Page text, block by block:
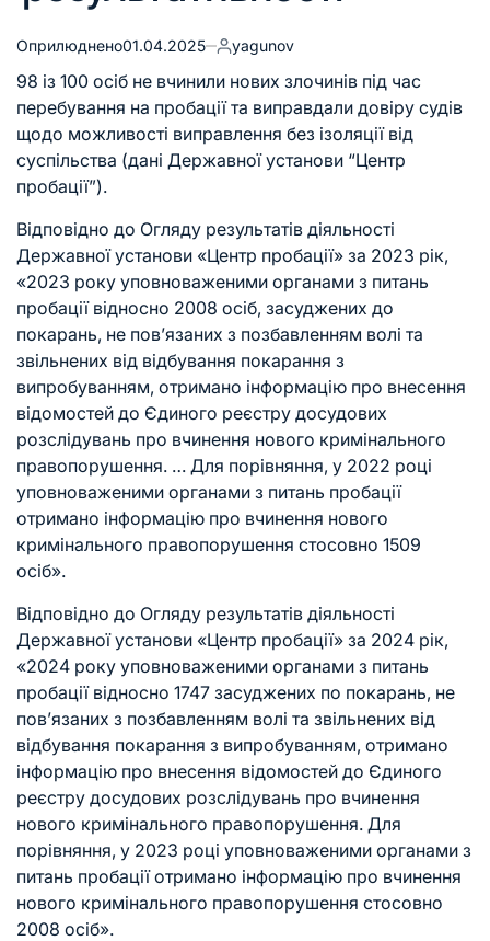
Оприлюднено01.04.2025 yagunov
98 із 100 осіб не вчинили нових злочинів під час
перебування на пробації та виправдали довіру судів
щодо можливості виправлення без ізоляції від
суспільства (дані Державної установи “Центр
пробації”).
Відповідно до Огляду результатів діяльності
Державної установи «Центр пробації» за 2023 рік,
«2023 року уповноваженими органами з питань
пробації відносно 2008 осіб, засуджених до
покарань, не пов’язаних з позбавленням волі та
звільнених від відбування покарання з
випробуванням, отримано інформацію про внесення
відомостей до Єдиного реєстру досудових
розслідувань про вчинення нового кримінального
правопорушення. … Для порівняння, у 2022 році
уповноваженими органами з питань пробації
отримано інформацію про вчинення нового
кримінального правопорушення стосовно 1509
осіб».
Відповідно до Огляду результатів діяльності
Державної установи «Центр пробації» за 2024 рік,
«2024 року уповноваженими органами з питань
пробації відносно 1747 засуджених по покарань, не
пов’язаних з позбавленням волі та звільнених від
відбування покарання з випробуванням, отримано
інформацію про внесення відомостей до Єдиного
реєстру досудових розслідувань про вчинення
нового кримінального правопорушення. Для
порівняння, у 2023 році уповноваженими органами з
питань пробації отримано інформацію про вчинення
нового кримінального правопорушення стосовно
2008 осіб».